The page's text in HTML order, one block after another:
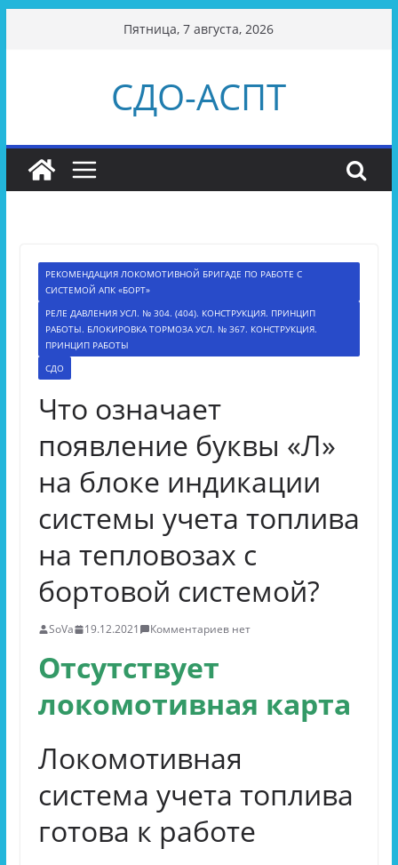
Пятница, 7 августа, 2026
СДО-АСПТ
РЕКОМЕНДАЦИЯ ЛОКОМОТИВНОЙ БРИГАДЕ ПО РАБОТЕ С
СИСТЕМОЙ АПК «БОРТ»
РЕЛЕ ДАВЛЕНИЯ УСЛ. № 304. (404). КОНСТРУКЦИЯ. ПРИНЦИП
РАБОТЫ. БЛОКИРОВКА ТОРМОЗА УСЛ. № 367. КОНСТРУКЦИЯ.
ПРИНЦИП РАБОТЫ
СДО
Что означает
появление буквы «Л»
на блоке индикации
системы учета топлива
на тепловозах с
бортовой системой?
SoVa 19.12.2021 Комментариев нет
Отсутствует
локомотивная карта
Локомотивная
система учета топлива
готова к работе